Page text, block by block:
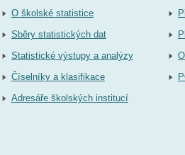
O školské statistice
Sběry statistických dat
Statistické výstupy a analýzy
Číselníky a klasifikace
Adresáře školských institucí